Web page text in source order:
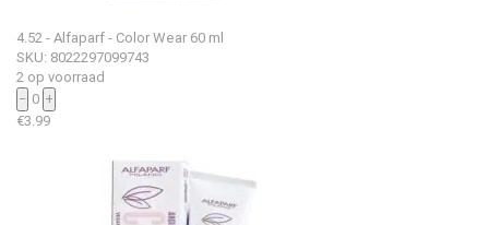
4.52 - Alfaparf - Color Wear 60 ml
SKU: 8022297099743
2 op voorraad
− 0 +
€3.99